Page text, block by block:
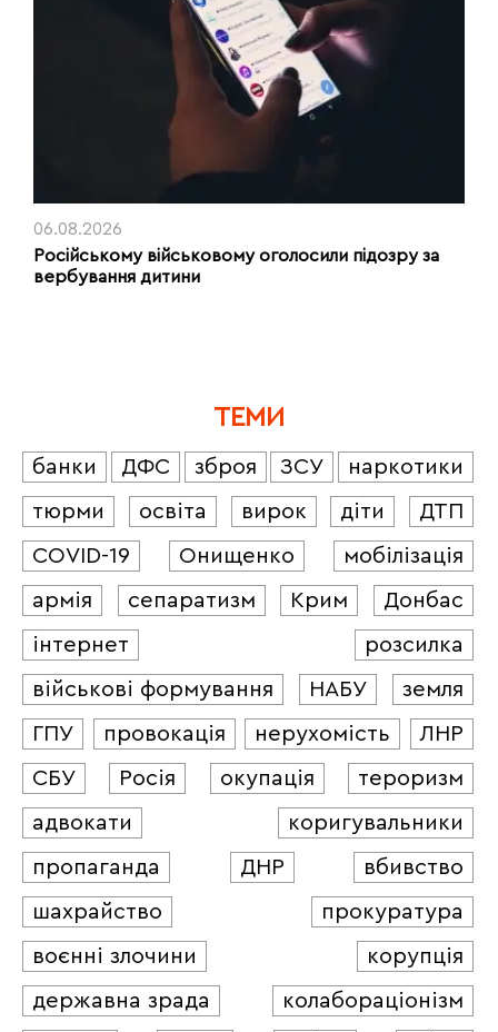
06.08.2026
Російському військовому оголосили підозру за
вербування дитини
ТЕМИ
банки ДФС зброя ЗСУ
наркотики
тюрми
освіта вирок діти
ДТП
COVID-19
Онищенко
мобілізація
армія
сепаратизм Крим
Донбас
інтернет
розсилка
військові формування
НАБУ
земля
ГПУ
провокація нерухомість
ЛНР
СБУ
Росія окупація
тероризм
адвокати
коригувальники
пропаганда
ДНР
вбивство
шахрайство
прокуратура
воєнні злочини
корупція
державна зрада
колабораціонізм